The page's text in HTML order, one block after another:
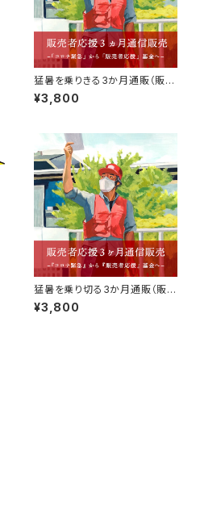
猛暑を乗りきる3か月通販（販売
者応援3ヶ月通信販売）自動継
続
¥3,800
猛暑を乗り切る3か月通販（販売
者応援3ヶ月通信販売）1回のみ
¥3,800